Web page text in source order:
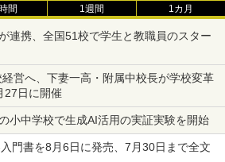
間 1週間 1カ月
連携、全国51校で学生と教職員のスター
営へ、下妻一高・附属中校長が学校変革
27日に開催
小中学校で生成AI活用の実証実験を開始
門書を8月6日に発売、7月30日まで全文